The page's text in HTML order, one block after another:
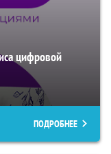
цифровой
ПОДРОБНЕЕ